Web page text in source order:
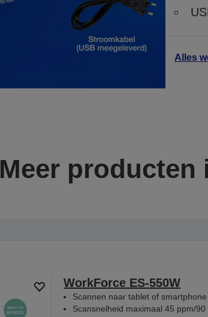
Alles
Meer producten
WorkForce ES-550W
Scannen naar tablet of smartphone
Scansnelheid maximaal 45 ppm/90